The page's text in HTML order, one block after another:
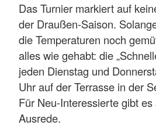
Das Turnier markiert auf
der Draußen-Saison.
die Temperaturen noch
alles wie gehabt: die
jeden Dienstag und
Uhr auf der Terrasse in der
Für Neu-Interessierte gibt
Ausrede.